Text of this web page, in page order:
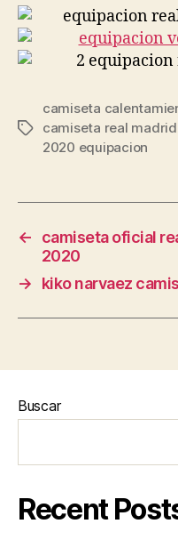
Etiquetas
camiseta
camiseta real
2020 equipacion
←
camiseta oficial
2020
→
kiko narvaez
Buscar
Recent